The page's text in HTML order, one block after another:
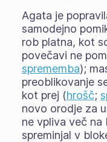
Agata je
samodejno
rob platna, kot
povečavi ne
sprememba);
preoblikovanje
kot prej (hrošč;
novo orodje za
ne vpliva več na
spreminjal v